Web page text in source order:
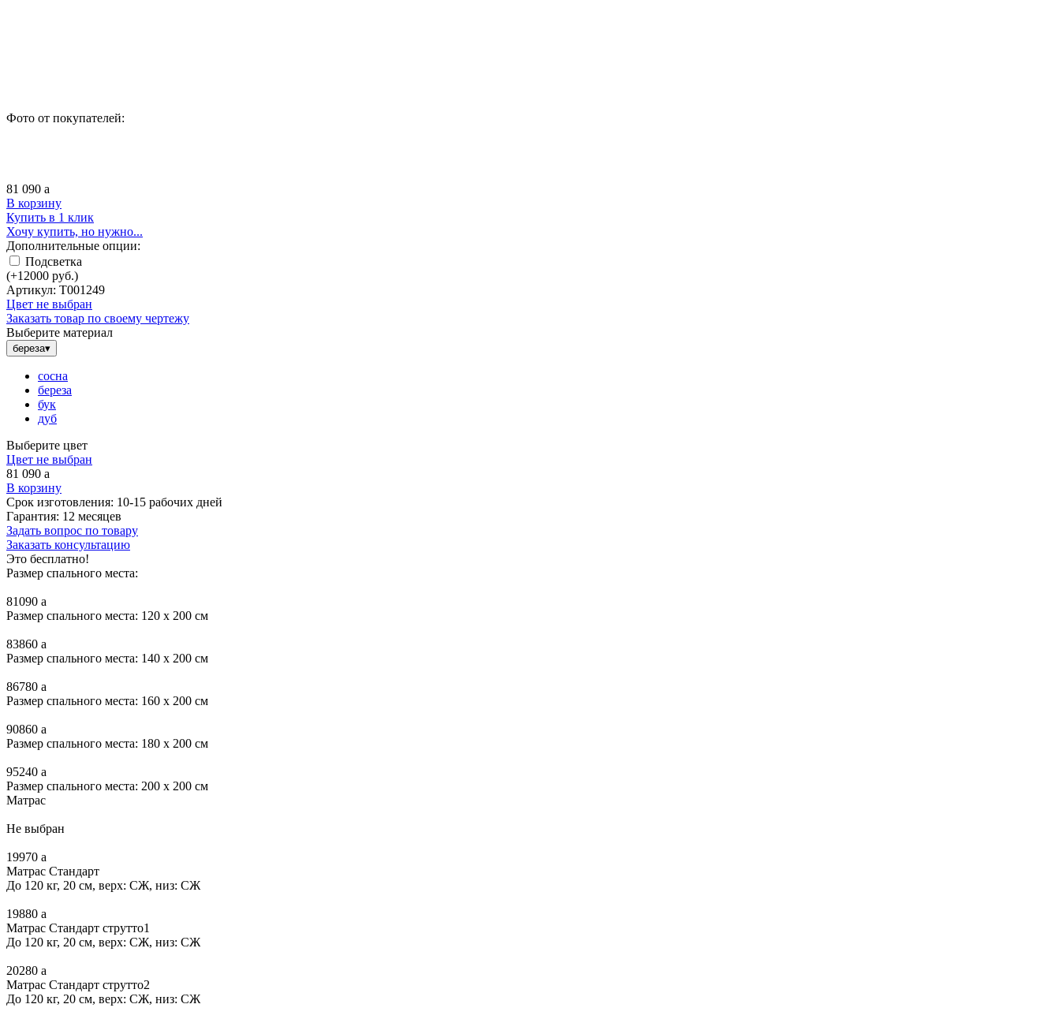
Фото от покупателей:
81 090 a
В корзину
Купить в 1 клик
Хочу купить, но нужно...
Дополнительные опции:
Подсветка
(+12000 руб.)
Артикул: Т001249
Цвет не выбран
Заказать товар по своему чертежу
Выберите материал
береза▾
сосна
береза
бук
дуб
Выберите цвет
Цвет не выбран
81 090 a
В корзину
Срок изготовления: 10-15 рабочих дней
Гарантия: 12 месяцев
Задать вопрос по товару
Заказать консультацию
Это бесплатно!
Размер спального места:
81090 a
Размер спального места: 120 x 200 см
83860 a
Размер спального места: 140 x 200 см
86780 a
Размер спального места: 160 x 200 см
90860 a
Размер спального места: 180 x 200 см
95240 a
Размер спального места: 200 x 200 см
Матрас
Не выбран
19970 a
Матрас Стандарт
До 120 кг, 20 см, верх: СЖ, низ: СЖ
19880 a
Матрас Стандарт струтто1
До 120 кг, 20 см, верх: СЖ, низ: СЖ
20280 a
Матрас Стандарт струтто2
До 120 кг, 20 см, верх: СЖ, низ: СЖ